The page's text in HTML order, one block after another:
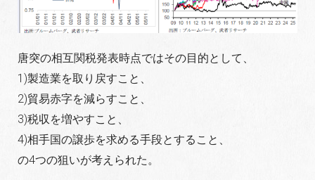
唐突の相互関税発表時点ではその目的として、
1)製造業を取り戻すこと、
2)貿易赤字を減らすこと、
3)税収を増やすこと、
4)相手国の譲歩を求める手段とすること、
の4つの狙いが考えられた。